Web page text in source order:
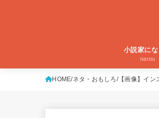
小説家にな
narou
HOME ネタ・おもしろ 【画像】イン